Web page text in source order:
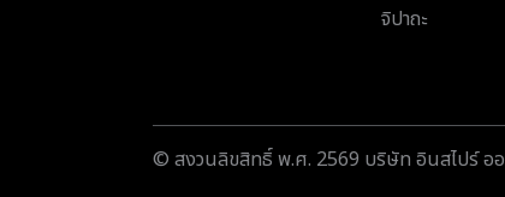
จิปาถะ
© สงวนลิขสิทธิ์ พ.ศ. 2569 บริษัท อินสไปร์ ออ